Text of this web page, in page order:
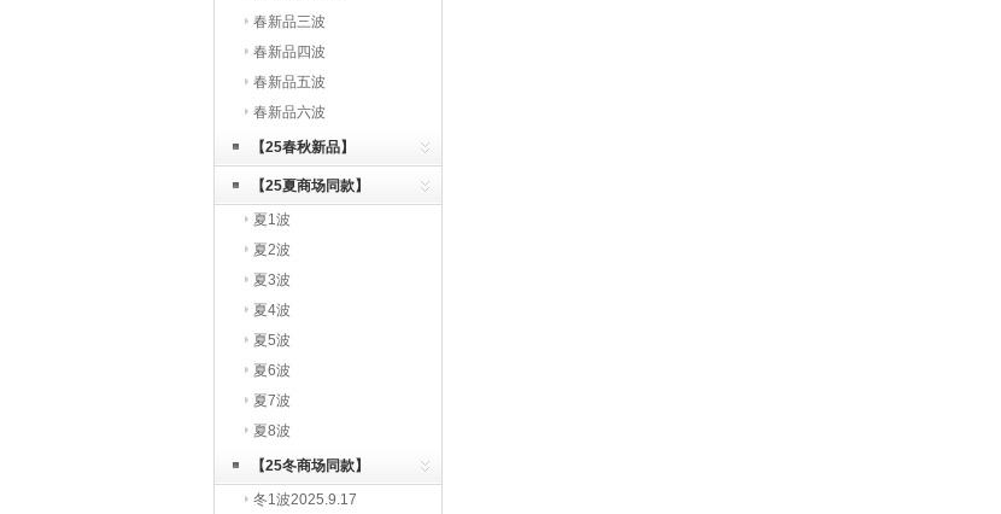
春新品三波
春新品四波
春新品五波
春新品六波
【25春秋新品】
【25夏商场同款】
夏1波
夏2波
夏3波
夏4波
夏5波
夏6波
夏7波
夏8波
【25冬商场同款】
冬1波2025.9.17